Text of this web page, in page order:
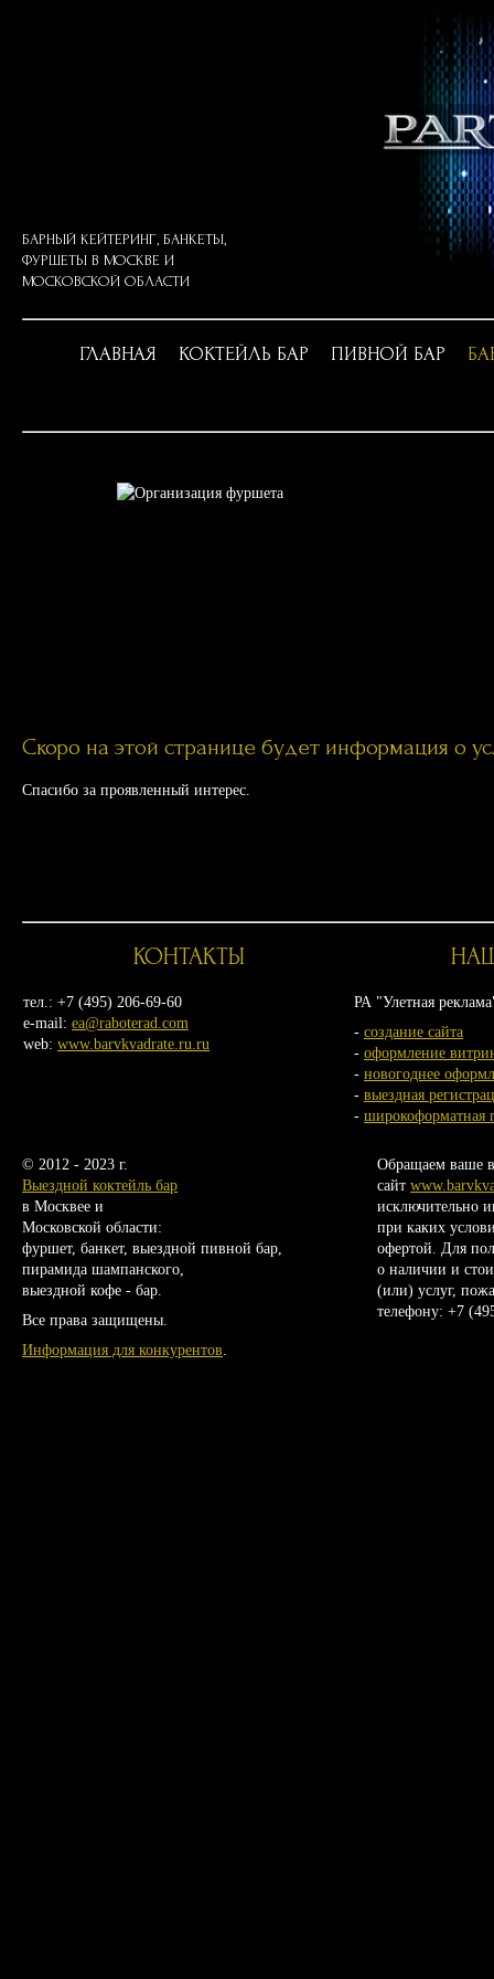
БАРНЫЙ КЕЙТЕРИНГ, БАНКЕТЫ,
ФУРШЕТЫ В МОСКВЕ И
МОСКОВСКОЙ ОБЛАСТИ
ГЛАВНАЯ КОКТЕЙЛЬ БАР ПИВНОЙ БАР
Скоро на этой странице будет информация о
Спасибо за проявленный интерес.
КОНТАКТЫ
тел.: +7 (495) 206-69-60
e-mail: ea@raboterad.com
web: www.barvkvadrate.ru.ru
РА "Улетная
- создание сайта
- оформление
- новогоднее
- выездная
- широкоформатная
© 2012 - 2023 г.
Выездной коктейль бар
в Москвее и
Московской области:
фуршет, банкет, выездной пивной бар,
пирамида шампанского,
выездной кофе - бар.
Все права защищены.
Информация для конкурентов.
Обращаем ваше
сайт
исключительно
при каких
офертой. Для
о наличии и
(или) услуг,
телефону: +7